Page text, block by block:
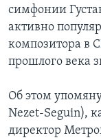
симфонии
активно
композитора в
прошлого века
Об этом
Nezet-Seguin),
директор